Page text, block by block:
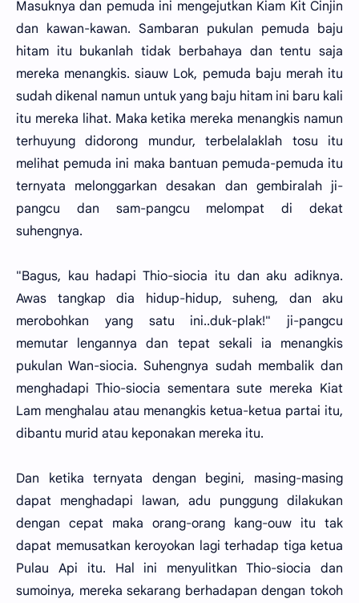
Masuknya dan pemuda ini mengejutkan Kiam Kit Cinjin
dan kawan-kawan. Sambaran pukulan pemuda baju
hitam itu bukanlah tidak berbahaya dan tentu saja
mereka menangkis. siauw Lok, pemuda baju merah itu
sudah dikenal namun untuk yang baju hitam ini baru kali
itu mereka lihat. Maka ketika mereka menangkis namun
terhuyung didorong mundur, terbelalaklah tosu itu
melihat pemuda ini maka bantuan pemuda-pemuda itu
ternyata melonggarkan desakan dan gembiralah ji-
pangcu dan sam-pangcu melompat di dekat
suhengnya.
"Bagus, kau hadapi Thio-siocia itu dan aku adiknya.
Awas tangkap dia hidup-hidup, suheng, dan aku
merobohkan yang satu ini..duk-plak!" ji-pangcu
memutar lengannya dan tepat sekali ia menangkis
pukulan Wan-siocia. Suhengnya sudah membalik dan
menghadapi Thio-siocia sementara sute mereka Kiat
Lam menghalau atau menangkis ketua-ketua partai itu,
dibantu murid atau keponakan mereka itu.
Dan ketika ternyata dengan begini, masing-masing
dapat menghadapi lawan, adu punggung dilakukan
dengan cepat maka orang-orang kang-ouw itu tak
dapat memusatkan keroyokan lagi terhadap tiga ketua
Pulau Api itu. Hal ini menyulitkan Thio-siocia dan
sumoinya, mereka sekarang berhadapan dengan tokoh